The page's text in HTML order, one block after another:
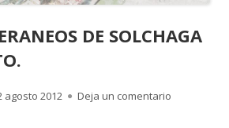
DE SOLCHAGA
agosto 2012 Deja un comentario